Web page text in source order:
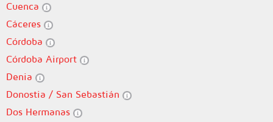
Cuenca
Cáceres
Córdoba
Córdoba Airport
Denia
Donostia / San Sebastián
Dos Hermanas